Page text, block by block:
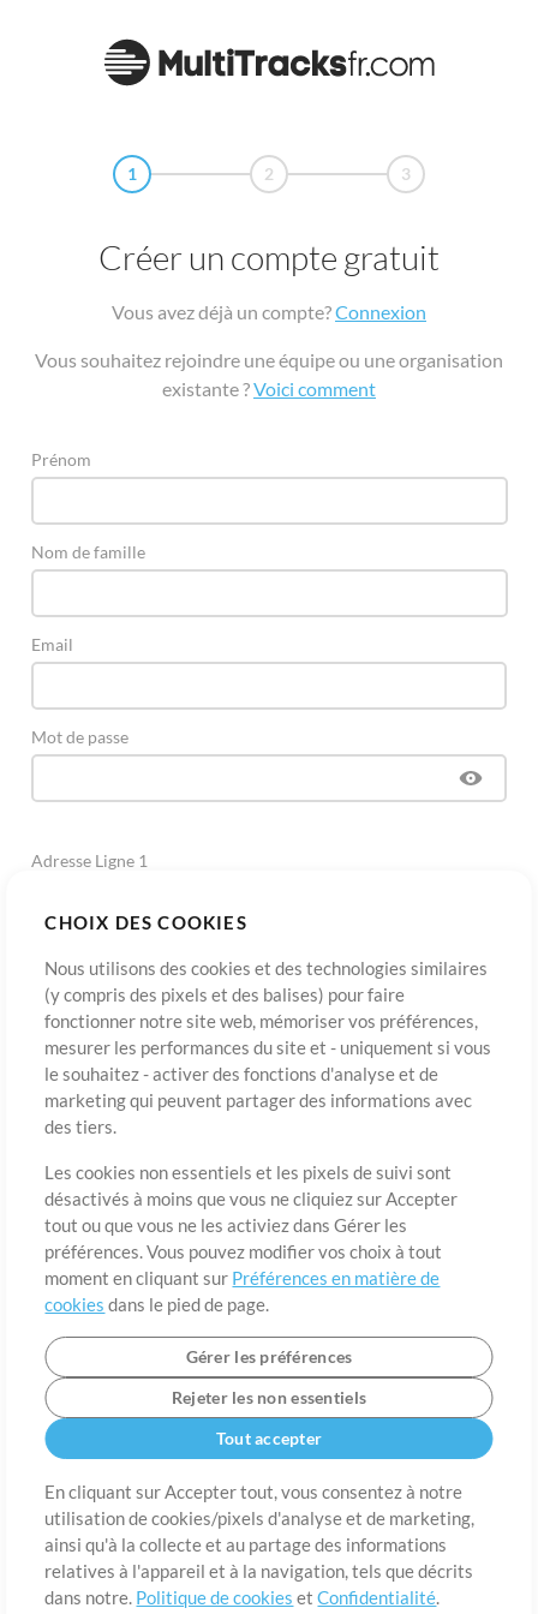
CHOIX DES COOKIES
Nous utilisons des cookies et des technologies similaires
(y compris des pixels et des balises) pour faire
fonctionner notre site web, mémoriser vos préférences,
mesurer les performances du site et - uniquement si vous
le souhaitez - activer des fonctions d'analyse et de
marketing qui peuvent partager des informations avec
des tiers.
Les cookies non essentiels et les pixels de suivi sont
désactivés à moins que vous ne cliquiez sur Accepter
tout ou que vous ne les activiez dans Gérer les
préférences. Vous pouvez modifier vos choix à tout
moment en cliquant sur Préférences en matière de
cookies dans le pied de page.
Gérer les préférences
Rejeter les non essentiels
Tout accepter
En cliquant sur Accepter tout, vous consentez à notre
utilisation de cookies/pixels d'analyse et de marketing,
ainsi qu'à la collecte et au partage des informations
relatives à l'appareil et à la navigation, tels que décrits
dans notre. Politique de cookies etConfidentialité.
1 2 3
Créer un compte gratuit
Vous avez déjà un compte?Connexion
Vous souhaitez rejoindre une équipe ou une organisation
existante ?Voici comment
Prénom
Nom de famille
Email
Mot de passe
Adresse Ligne 1
Ville
Pays
Étât Langue
A propos de Conditions d’utilisation Confidentialité
Préférences en
matière de cookies
Contact
©2006-2026 par MultiTracks LLC. Tous droits réservés.